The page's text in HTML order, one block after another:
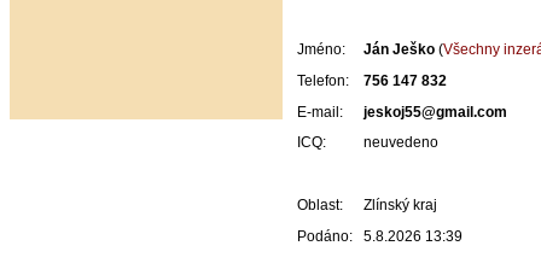
Jméno: Ján Ješko(Všechny
Telefon:
756 147 832
E-mail:
jeskoj55@gmail.com
ICQ:
neuvedeno
Oblast:
Zlínský kraj
Podáno:
5.8.2026 13:39